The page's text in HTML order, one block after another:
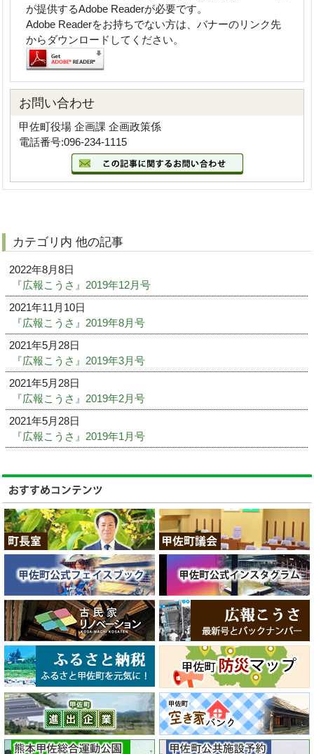
が提供するAdobe Readerが必要です。
Adobe Readerをお持ちでない方は、バナーのリンク先
からダウンロードしてください。
お問い合わせ
甲佐町役場 企画課 企画政策係
電話番号:096-234-1115
カテゴリ内 他の記事
2022年8月8日
『広報こうさ』2019年12月号
2021年11月10日
『広報こうさ』2019年8月号
2021年5月28日
『広報こうさ』2019年3月号
2021年5月28日
『広報こうさ』2019年2月号
2021年5月28日
『広報こうさ』2019年1月号